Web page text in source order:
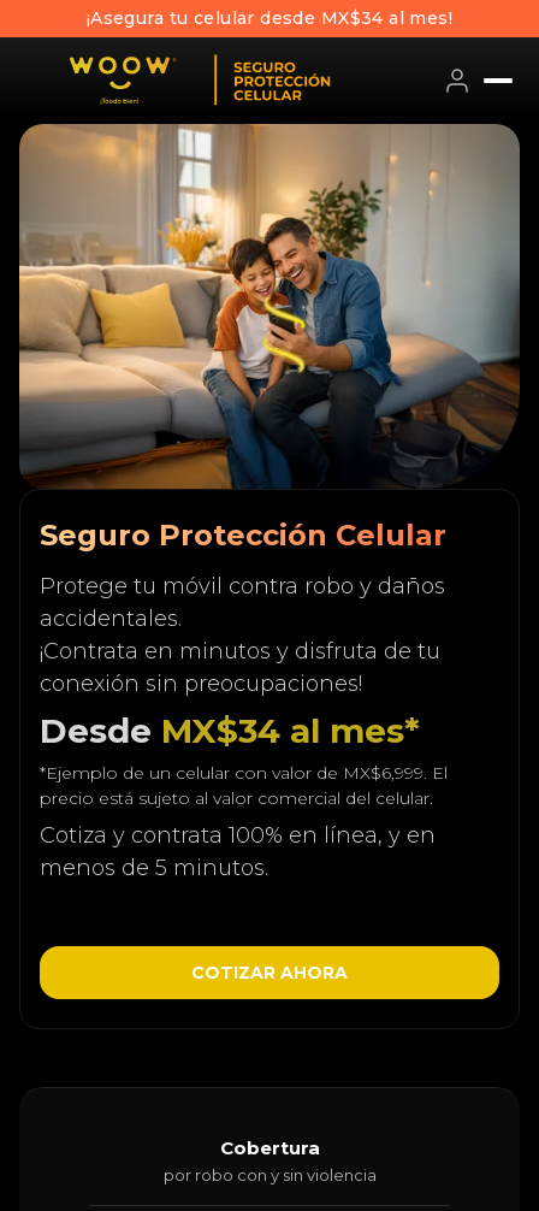
¡Asegura tu celular desde MX$34 al mes!
Seguro Protección Celular
Protege tu móvil contra robo y daños
accidentales.
¡Contrata en minutos y disfruta de tu
conexión sin preocupaciones!
Desde MX$34 al mes*
*Ejemplo de un celular con valor de MX$6,999. El
precio está sujeto al valor comercial del celular.
Cotiza y contrata 100% en línea, y en
menos de 5 minutos.
COTIZAR AHORA
Cobertura
por robo con y sin violencia